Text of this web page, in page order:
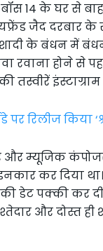
बॉस 14 के घर से
जैद दरबार के
शादी के बंधन में
रवाना होने
तस्वीरें
रिलीज किया
और म्यूजिक
कर दिया
डेट पक्की कर
और दोस्त ही